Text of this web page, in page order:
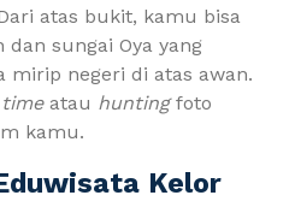
atas bukit, kamu bisa
sungai Oya yang
mirip negeri di atas awan.
atau huntingfoto
kamu.
Kelor